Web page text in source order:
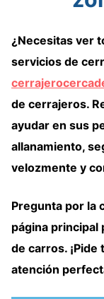
¿Necesitas ver
servicios de
de cerrajeros.
ayudar en sus
allanamiento,
velozmente y
Pregunta por la
página principal
de carros.
atención